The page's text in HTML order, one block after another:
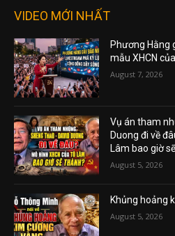
VIDEO MỚI NHẤT
Phương Hằng
mẫu XHCN
August 7, 2026
Vụ án tham
Duong đi về
Lâm bao giờ
August 5, 2026
Khủng hoảng
August 5, 2026